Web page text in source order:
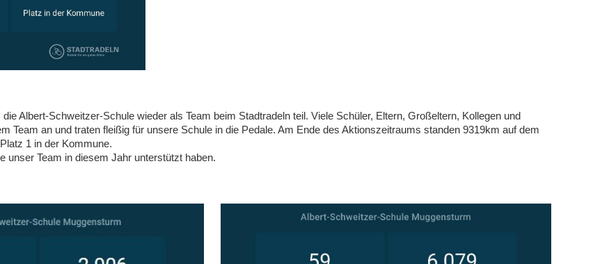
Albert-Schweitzer-Schule wieder als Team beim Stadtradeln teil. Viele Schüler, Eltern, Großeltern, Kollegen und
Team an und traten fleißig für unsere Schule in die Pedale. Am Ende des Aktionszeitraums standen 9319km auf dem
1 in der Kommune.
unser Team in diesem Jahr unterstützt haben.